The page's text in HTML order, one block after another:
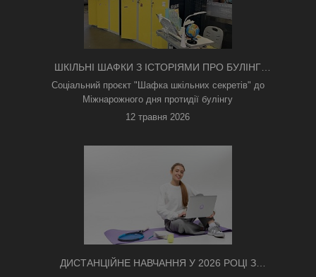
ШКІЛЬНІ ШАФКИ З ІСТОРІЯМИ ПРО БУЛІНГ
З'ЯВИЛИСЯ В КИЄВІ
Соціальний проєкт "Шафка шкільних секретів" до
Міжнарожного дня протидії булінгу
12 травня 2026
ДИСТАНЦІЙНЕ НАВЧАННЯ У 2026 РОЦІ З